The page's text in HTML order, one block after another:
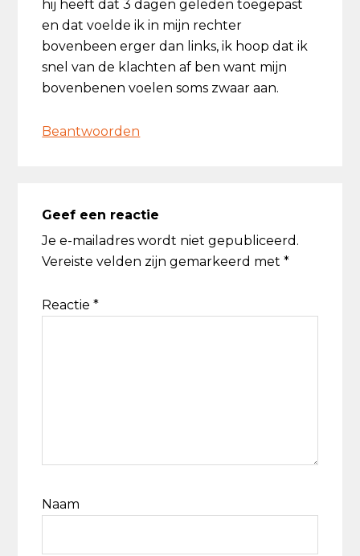
hij heeft dat 3 dagen geleden toegepast
en dat voelde ik in mijn rechter
bovenbeen erger dan links, ik hoop dat ik
snel van de klachten af ben want mijn
bovenbenen voelen soms zwaar aan.
Beantwoorden
Geef een reactie
Je e-mailadres wordt niet gepubliceerd.
Vereiste velden zijn gemarkeerd met*
Reactie*
Naam